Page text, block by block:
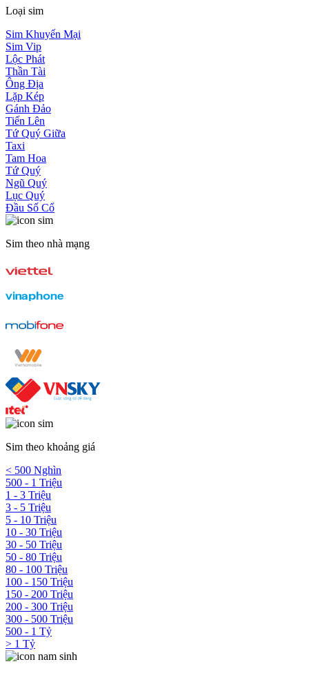
Loại sim
Sim Khuyến Mại
Sim Vip
Lộc Phát
Thần Tài
Ông Địa
Lặp Kép
Gánh Đảo
Tiến Lên
Tứ Quý Giữa
Taxi
Tam Hoa
Tứ Quý
Ngũ Quý
Lục Quý
Đầu Số Cổ
Sim theo nhà mạng
Sim theo khoảng giá
< 500 Nghìn
500 - 1 Triệu
1 - 3 Triệu
3 - 5 Triệu
5 - 10 Triệu
10 - 30 Triệu
30 - 50 Triệu
50 - 80 Triệu
80 - 100 Triệu
100 - 150 Triệu
150 - 200 Triệu
200 - 300 Triệu
300 - 500 Triệu
500 - 1 Tỷ
> 1 Tỷ